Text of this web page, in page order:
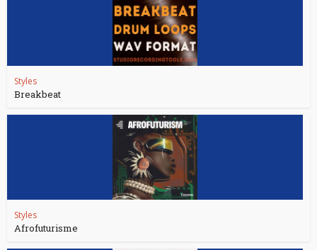
Styles
Breakbeat
Styles
Afrofuturisme